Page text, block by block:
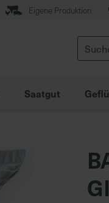
Eigene Produktion
Suche
Saatgut